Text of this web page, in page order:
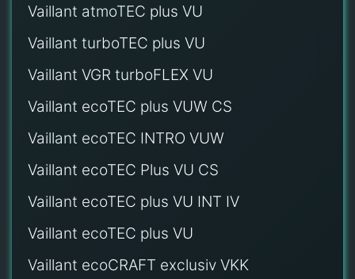
Vaillant atmoTEC plus VU
Vaillant turboTEC plus VU
Vaillant VGR turboFLEX VU
Vaillant ecoTEC plus VUW CS
Vaillant ecoTEC INTRO VUW
Vaillant ecoTEC Plus VU CS
Vaillant ecoTEC plus VU INT IV
Vaillant ecoTEC plus VU
Vaillant ecoCRAFT exclusiv VKK